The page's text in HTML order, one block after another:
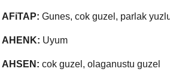
AFiTAP: Gunes, cok guzel, parlak
AHENK: Uyum
AHSEN: cok guzel, olaganustu guzel